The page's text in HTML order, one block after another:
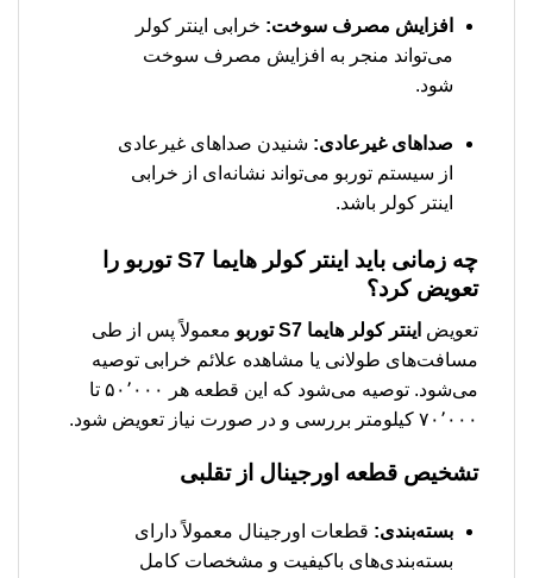
افزایش مصرف سوخت: خرابی اینتر کولر
می‌تواند منجر به افزایش مصرف سوخت
شود.
صداهای غیرعادی: شنیدن صداهای غیرعادی
از سیستم توربو می‌تواند نشانه‌ای از خرابی
اینتر کولر باشد.
چه زمانی باید اینتر کولر هایما S7 توربو را
تعویض کرد؟
تعویض اینتر کولر هایما S7 توربو
معمولاً پس از طی
مسافت‌های طولانی یا مشاهده علائم خرابی توصیه
می‌شود. توصیه می‌شود که این قطعه هر ۵۰٬۰۰۰ تا
۷۰٬۰۰۰ کیلومتر بررسی و در صورت نیاز تعویض شود.
تشخیص قطعه اورجینال از تقلبی
بسته‌بندی: قطعات اورجینال معمولاً دارای
بسته‌بندی‌های باکیفیت و مشخصات کامل